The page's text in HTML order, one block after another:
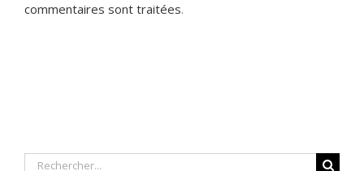
commentaires sont traitées.
Rechercher: